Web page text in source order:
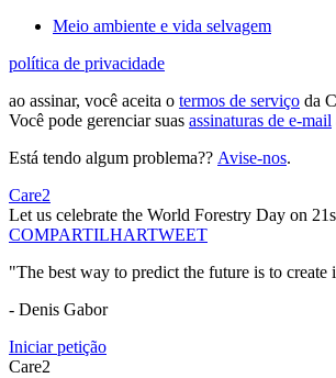
Meio ambiente e vida selvagem
política de privacidade
ao assinar, você aceita o termos de serviço da
Você pode gerenciar suas assinaturas de e-mail
Está tendo algum problema?? Avise-nos.
Care2
Let us celebrate the World Forestry Day on
COMPARTILHARTWEET
"The best way to predict the future is to create
- Denis Gabor
Iniciar petição
Care2